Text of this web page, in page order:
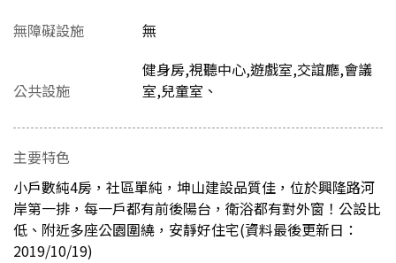
無障礙設施
無
公共設施
健身房,視聽中心,遊戲室,交誼廳,會議
室,兒童室、
主要特色
小戶數純4房，社區單純，坤山建設品質佳，位於興隆路河
岸第一排，每一戶都有前後陽台，衛浴都有對外窗！公設比
低、附近多座公園圍繞，安靜好住宅(資料最後更新日：
2019/10/19)